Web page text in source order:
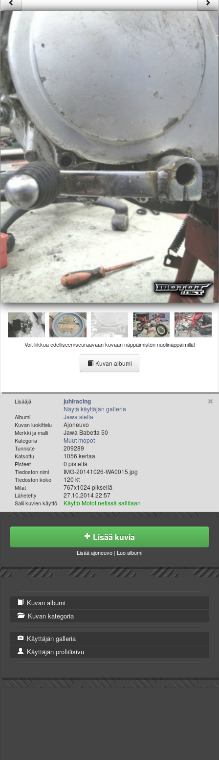
Säännöt ja ohjeet
Uudet videot
Uudet kommentit
MYYDÄÄN
Ohjeet
Ajoneuvot
Osat
TIETOPANKKI
TAPAHTUMAT
MP15 kuvia
MP14 kuvia
MP13 kuvia
ACS 2015 kuvia
Lisää uusi tapahtuma
UUTISET
SÄÄ
Valitse paikkakunta
Helsingin sää
Tampereen sää
Turun sää
Oulun sää
Kuopion sää
Rovaniemen sää
MUUT
VIP-jäsenyys
Paidat ja vaatteet
Suunnittele oma paita
Voit liikkua edelliseen/seuraavaan kuvaan näppäimistön nuolinäppäimillä!
Kuvan albumi
Lisääjä juhiracing
Näytä käyttäjän galleria
Albumi Jawa stella
Kuvan luokittelu Ajoneuvo
Merkki ja malli Jawa Babetta 50
Kategoria Muut mopot
Tunniste 209289
Katsottu 1056 kertaa
Pisteet 0 pistettä
Tiedoston nimi IMG-20141026-WA0015.jpg
Tiedoston koko 120 kt
Mitat 767x1024 pikseliä
Lähetetty 27.10.2014 22:57
Salli kuvien käyttö Käyttö Motot.netissä sallitaan
Lisää kuvia
Lisää ajoneuvo | Luo albumi
Kuvan albumi
Kuvan kategoria
Käyttäjän galleria
Käyttäjän profiilisivu